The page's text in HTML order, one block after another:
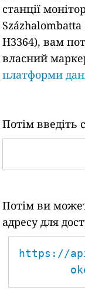
станції
H3364), вам
власний
платформи
Потім введіть
Потім ви
адресу для
https://